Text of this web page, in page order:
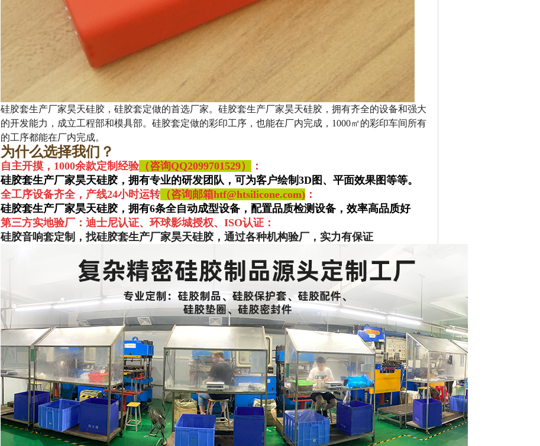
硅胶套生产厂家昊天硅胶，硅胶套定做的首选厂家。硅胶套生产厂家昊天硅胶，拥有齐全的设备和强大
的开发能力，成立工程部和模具部。硅胶套定做的彩印工序，也能在厂内完成，1000㎡的彩印车间所有
的工序都能在厂内完成。
为什么选择我们？
自主开摸，1000余款定制经验 （咨询QQ2099701529）
：
硅胶套生产厂家昊天硅胶，拥有专业的研发团队，可为客户绘制3D图、平面效果图等等。
全工序设备齐全，产线24小时运转 （咨询邮箱htf@htsilicone.com) ：
硅胶套生产厂家昊天硅胶，拥有6条全自动成型设备，配置品质检测设备，效率高品质好
第三方实地验厂：迪士尼认证、环球影城授权、ISO认证：
硅胶音响套定制，找硅胶套生产厂家昊天硅胶，通过各种机构验厂，实力有保证